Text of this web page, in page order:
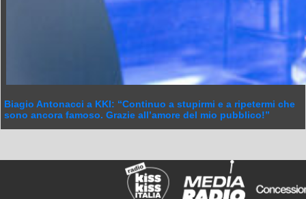
Biagio Antonacci a KKI: “Continuo a stupirmi e a ripetermi che
sono ancora famoso. Grazie all’amore del mio pubblico!”